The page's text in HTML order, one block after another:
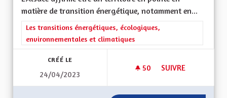
matière de transition énergétique, notamment en...
Filtrer les résultats de la catégorie : Les transitions
Les transitions énergétiques, écologiques,
environnementales et climatiques
CRÉÉ LE
24/04/2023
50 50 ABONNÉS
SUIVRE